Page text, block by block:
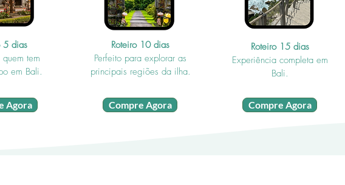
5 dias
tem
em Bali.
Agora
Roteiro 10 dias
Perfeito para explorar as
principais regiões da ilha.
Compre Agora
Roteiro 15 dias
Experiência completa em
Bali.
Compre Agora